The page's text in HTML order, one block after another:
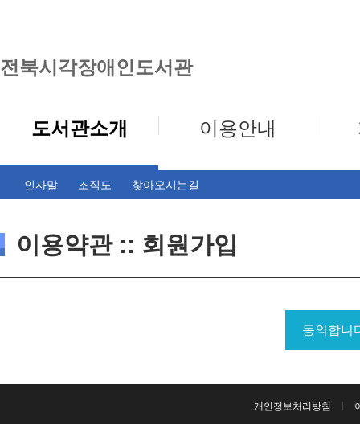
전북시각장애인도서관
도서관소개
인사말 조직도 찾아오시는길
이용안내
이용약관 :: 회원가입
개인정보처리방침